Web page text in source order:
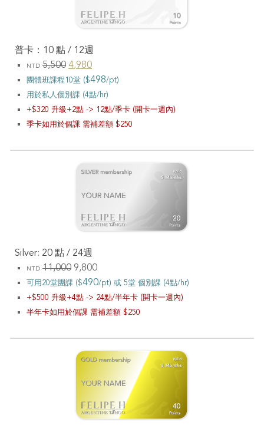
普卡：10 點 / 12週
NTD 5,500 4,980
團體班課程10堂 ($498/pt)
用於私人個別課 (4點/hr)
+$320 升級+2點 -> 12點/季卡 (開卡一週內)
季卡如用於個課 需補差額 $250
Silver: 20 點 / 24週
NTD 11,000 9,800
可用20堂團課 ($490/pt) 或5堂 個別課 (4點/hr)
+$500 升級 +4點 -> 24點/半年卡 (開卡一週內)
半年卡如用於個課 需補差額 $250